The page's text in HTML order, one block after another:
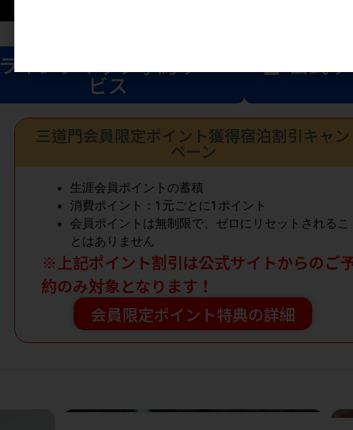
ラインクイック予約サー
ビス
公式
三道門会員限定ポイント獲得宿泊割引キャン
ペーン
生涯会員ポイントの蓄積
消費ポイント：1元ごとに1ポイント
会員ポイントは無制限で、ゼロにリセットされるこ
とはありません
※上記ポイント割引は公式サイトからのご
約のみ対象となります！
会員限定ポイント特典の詳細